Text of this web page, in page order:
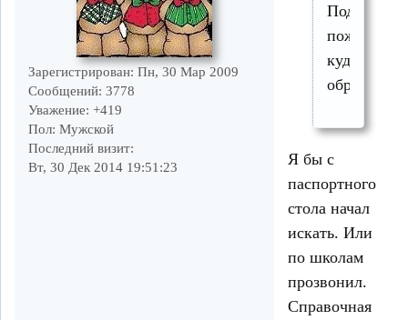
Зарегистрирован: Пн, 30 Мар 2009
Сообщений: 3778
Уважение: +419
Пол: Мужской
Последний визит:
Вт, 30 Дек 2014 19:51:23
куда
обратиться
Я бы с
паспортного
стола начал
искать. Или
по школам
прозвонил.
Справочная